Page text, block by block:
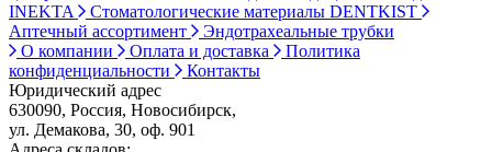
INEKTA
Стоматологические материалы DENTKIST
Аптечный ассортимент
Эндотрахеальные трубки
О компании
Оплата и доставка
Политика
конфиденциальности
Контакты
Юридический адрес
630090, Россия, Новосибирск,
ул. Демакова, 30, оф. 901